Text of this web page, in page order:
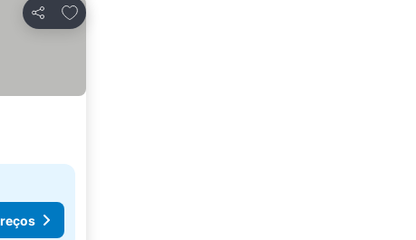
Partilhar
Adicionar aos favoritos